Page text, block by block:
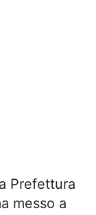
Prefettura
messo a